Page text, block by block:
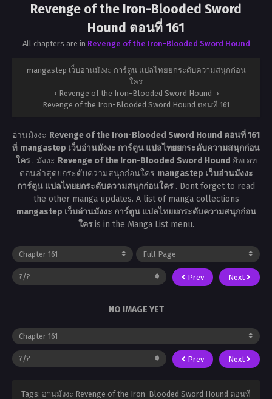
Revenge of the Iron-Blooded Sword
Hound ตอนที่ 161
All chapters are in Revenge of the Iron-Blooded Sword Hound
mangastep เว็บอ่านมังงะ การ์ตูน แปลไทยยกระดับความสนุกก่อน
ใคร
› Revenge of the Iron-Blooded Sword Hound ›
Revenge of the Iron-Blooded Sword Hound ตอนที่ 161
อ่านมังงะ Revenge of the Iron-Blooded Sword Hound ตอนที่ 161
ที่ mangastep เว็บอ่านมังงะ การ์ตูน แปลไทยยกระดับความสนุกก่อน
ใคร . มังงะ Revenge of the Iron-Blooded Sword Hound อัพเดท
ตอนล่าสุดยกระดับความสนุกก่อนใคร mangastep เว็บอ่านมังงะ
การ์ตูน แปลไทยยกระดับความสนุกก่อนใคร . Dont forget to read
the other manga updates. A list of manga collections
mangastep เว็บอ่านมังงะ การ์ตูน แปลไทยยกระดับความสนุกก่อน
ใครis in the Manga List menu.
Prev Next
NO IMAGE YET
Prev Next
Tags: อ่านมังงะ Revenge of the Iron-Blooded Sword Hound ตอนที่